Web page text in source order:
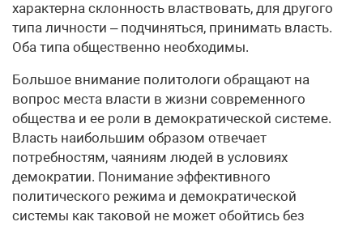
характерна склонность властвовать, для другого
типа личности – подчиняться, принимать власть.
Оба типа общественно необходимы.
Большое внимание политологи обращают на
вопрос места власти в жизни современного
общества и ее роли в демократической системе.
Власть наибольшим образом отвечает
потребностям, чаяниям людей в условиях
демократии. Понимание эффективного
политического режима и демократической
системы как таковой не может обойтись без